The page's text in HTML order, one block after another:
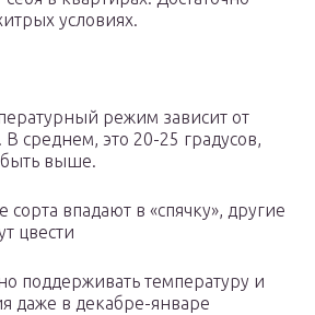
условиях.
режим зависит от
среднем, это 20-25 градусов,
выше.
впадают в «спячку», другие
цвести
поддерживать температуру и
даже в декабре-январе